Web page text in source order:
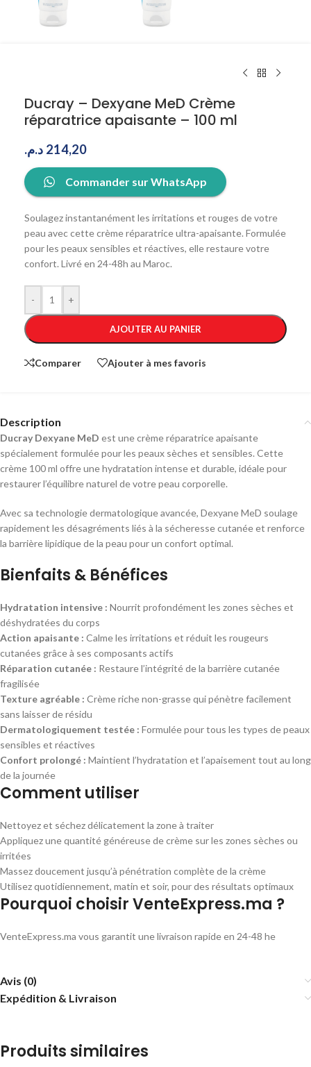
Ducray – Dexyane MeD Crème
réparatrice apaisante – 100 ml
214,20 د.م.
Commander sur WhatsApp
Soulagez instantanément les irritations et rouges de votre
peau avec cette crème réparatrice ultra-apaisante. Formulée
pour les peaux sensibles et réactives, elle restaure votre
confort. Livré en 24-48h au Maroc.
- +
AJOUTER AU PANIER
Comparer Ajouter à mes favoris
Description
Ducray Dexyane MeD est une crème réparatrice apaisante
spécialement formulée pour les peaux sèches et sensibles. Cette
crème 100 ml offre une hydratation intense et durable, idéale pour
restaurer l’équilibre naturel de votre peau corporelle.
Avec sa technologie dermatologique avancée, Dexyane MeD soulage
rapidement les désagréments liés à la sécheresse cutanée et renforce
la barrière lipidique de la peau pour un confort optimal.
Bienfaits & Bénéfices
Hydratation intensive : Nourrit profondément les zones sèches et
déshydratées du corps
Action apaisante : Calme les irritations et réduit les rougeurs
cutanées grâce à ses composants actifs
Réparation cutanée : Restaure l’intégrité de la barrière cutanée
fragilisée
Texture agréable : Crème riche non-grasse qui pénètre facilement
sans laisser de résidu
Dermatologiquement testée : Formulée pour tous les types de peaux
sensibles et réactives
Confort prolongé : Maintient l’hydratation et l’apaisement tout au long
de la journée
Comment utiliser
Nettoyez et séchez délicatement la zone à traiter
Appliquez une quantité généreuse de crème sur les zones sèches ou
irritées
Massez doucement jusqu’à pénétration complète de la crème
Utilisez quotidiennement, matin et soir, pour des résultats optimaux
Pourquoi choisir VenteExpress.ma ?
VenteExpress.ma vous garantit une livraison rapide en 24-48 he
Avis (0)
Expédition & Livraison
Produits similaires